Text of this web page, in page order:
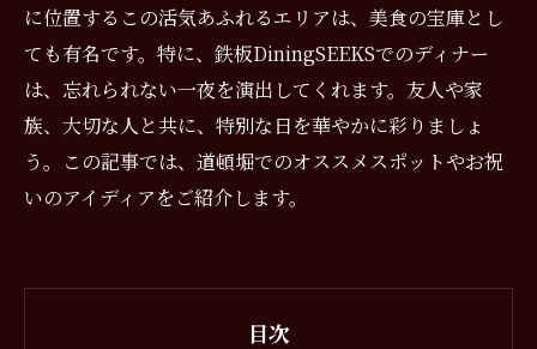
に位置するこの活気あふれるエリアは、美食の宝庫とし
ても有名です。特に、鉄板DiningSEEKSでのディナー
は、忘れられない一夜を演出してくれます。友人や家
族、大切な人と共に、特別な日を華やかに彩りましょ
う。この記事では、道頓堀でのオススメスポットやお祝
いのアイディアをご紹介します。
目次